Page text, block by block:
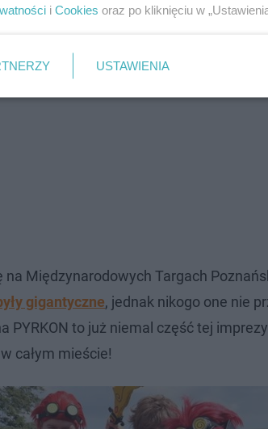
Międzynarodowych Targach
gigantyczne, jednak nikogo one nie
PYRKON to już niemal część tej
całym mieście!
i Cookies oraz po kliknięciu w
USTAWIENIA